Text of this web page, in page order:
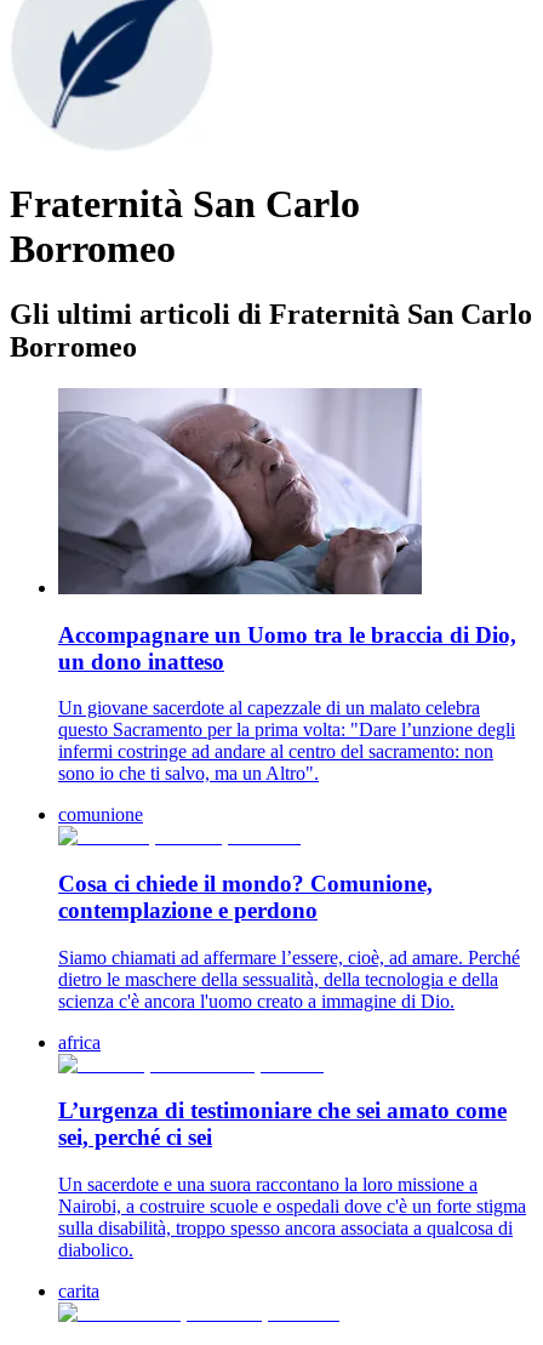
Fraternità San Carlo
Borromeo
Gli ultimi articoli di Fraternità San Carlo
Borromeo
Accompagnare un Uomo tra le braccia di Dio,
un dono inatteso
Un giovane sacerdote al capezzale di un malato celebra
questo Sacramento per la prima volta: "Dare l’unzione degli
infermi costringe ad andare al centro del sacramento: non
sono io che ti salvo, ma un Altro".
comunione
Cosa ci chiede il mondo? Comunione,
contemplazione e perdono
Siamo chiamati ad affermare l’essere, cioè, ad amare. Perché
dietro le maschere della sessualità, della tecnologia e della
scienza c'è ancora l'uomo creato a immagine di Dio.
africa
L’urgenza di testimoniare che sei amato come
sei, perché ci sei
Un sacerdote e una suora raccontano la loro missione a
Nairobi, a costruire scuole e ospedali dove c'è un forte stigma
sulla disabilità, troppo spesso ancora associata a qualcosa di
diabolico.
carita